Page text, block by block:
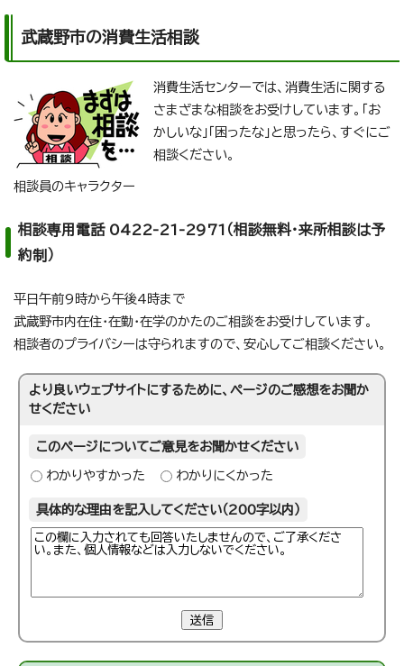
武蔵野市の消費生活相談
相談員のキャラクター
消費生活センターでは、消費生活に関する
さまざまな相談をお受けしています。「お
かしいな」「困ったな」と思ったら、すぐにご
相談ください。
相談専用電話 0422-21-2971（相談無料・来所相談は予
約制）
平日午前9時から午後4時まで
武蔵野市内在住・在勤・在学のかたのご相談をお受けしています。
相談者のプライバシーは守られますので、安心してご相談ください。
より良いウェブサイトにするために、ページのご感想をお聞か
せください
このページについてご意見をお聞かせください
わかりやすかった わかりにくかった
具体的な理由を記入してください（200字以内）
送信